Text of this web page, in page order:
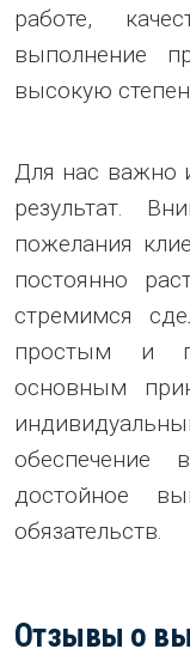
работе,
выполнение
высокую
Для нас важно
результат.
пожелания
постоянно
стремимся
простым и
основным
обеспечение
достойное
обязательств.
Отзывы о